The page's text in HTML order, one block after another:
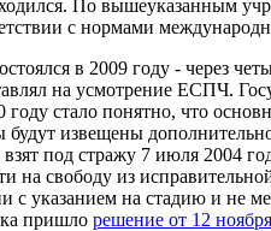
По вышеуказанным
с нормами
в 2009 году - через
на усмотрение ЕСПЧ.
году стало понятно, что
будут извещены
под стражу 7 июля 2004
на свободу из
с указанием на стадию и не
пришло решение от 12